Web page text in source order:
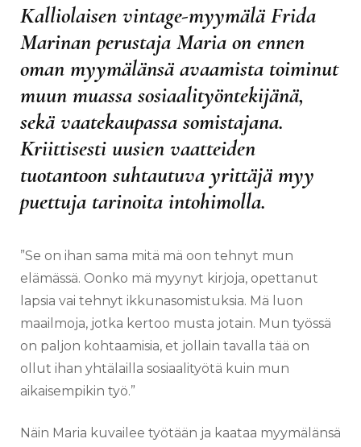
Kalliolaisen vintage-myymälä Frida
Marinan perustaja Maria on ennen
oman myymälänsä avaamista toiminut
muun muassa sosiaalityöntekijänä,
sekä vaatekaupassa somistajana.
Kriittisesti uusien vaatteiden
tuotantoon suhtautuva yrittäjä myy
puettuja tarinoita intohimolla.
”Se on ihan sama mitä mä oon tehnyt mun
elämässä. Oonko mä myynyt kirjoja, opettanut
lapsia vai tehnyt ikkunasomistuksia. Mä luon
maailmoja, jotka kertoo musta jotain. Mun työssä
on paljon kohtaamisia, et jollain tavalla tää on
ollut ihan yhtälailla sosiaalityötä kuin mun
aikaisempikin työ.”
Näin Maria kuvailee työtään ja kaataa myymälänsä